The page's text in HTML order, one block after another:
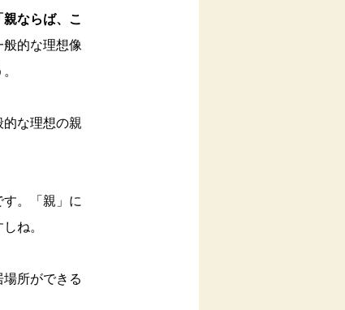
ならば、こ
的な理想像
な理想の親
。「親」に
ね。
所ができる